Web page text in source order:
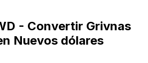
- Convertir Grivnas
Nuevos dólares